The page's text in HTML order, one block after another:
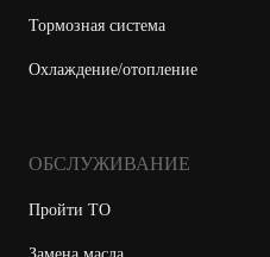
Тормозная система
Охлаждение/отопление
ОБСЛУЖИВАНИЕ
Пройти ТО